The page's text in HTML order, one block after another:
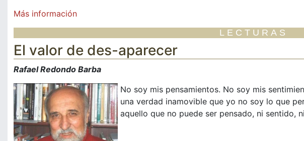
Más información
LECTURAS
El valor de des-aparecer
Rafael Redondo Barba
No soy mis pensamientos. No soy mis
una verdad inamovible que yo no soy lo que
aquello que no puede ser pensado, ni sentido,